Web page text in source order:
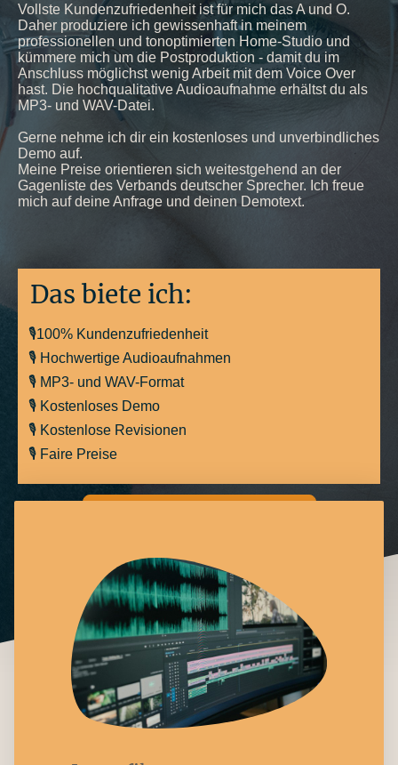
Vollste Kundenzufriedenheit ist für mich das A und O.
Daher produziere ich gewissenhaft in meinem
professionellen und tonoptimierten Home-Studio und
kümmere mich um die Postproduktion - damit du im
Anschluss möglichst wenig Arbeit mit dem Voice Over
hast. Die hochqualitative Audioaufnahme erhältst du als
MP3- und WAV-Datei.
Gerne nehme ich dir ein kostenloses und unverbindliches
Demo auf.
Meine Preise orientieren sich weitestgehend an der
Gagenliste des Verbands deutscher Sprecher. Ich freue
mich auf deine Anfrage und deinen Demotext.
Das biete ich:
🎙️100% Kundenzufriedenheit
🎙️ Hochwertige Audioaufnahmen
🎙️ MP3- und WAV-Format
🎙️ Kostenloses Demo
🎙️ Kostenlose Revisionen
🎙️ Faire Preise